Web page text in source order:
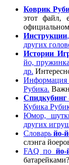
Коврик
этот файл,
Инструкции
других
Истории
йо,
др.
Рубика.
Спидкубинг
Кубика
Юмор,
других
Словарьйо-
слэнга
FAQ по йо-
батарейками?